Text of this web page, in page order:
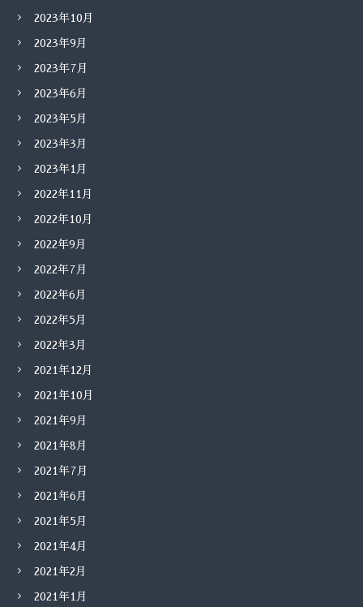
2023年10月
2023年9月
2023年7月
2023年6月
2023年5月
2023年3月
2023年1月
2022年11月
2022年10月
2022年9月
2022年7月
2022年6月
2022年5月
2022年3月
2021年12月
2021年10月
2021年9月
2021年8月
2021年7月
2021年6月
2021年5月
2021年4月
2021年2月
2021年1月